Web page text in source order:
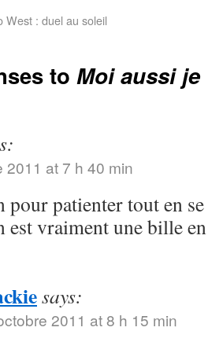
West : duel au soleil
to Moi aussi
2011 at 7 h 40 min
pour patienter tout en
est vraiment une bille
says:
2011 at 8 h 15 min